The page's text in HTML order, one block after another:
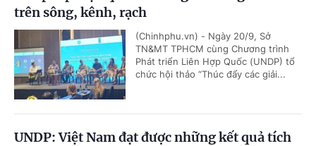
trên sông, kênh, rạch
(Chinhphu.vn) - Ngày 20/9, Sở
TN&MT TPHCM cùng Chương trình
Phát triển Liên Hợp Quốc (UNDP) tổ
chức hội thảo “Thúc đẩy các giải...
UNDP: Việt Nam đạt được những kết quả tích